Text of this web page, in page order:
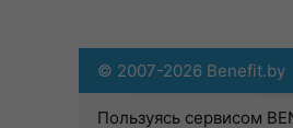
© 2007-2026 Benefit.by
Пользуясь сервисом